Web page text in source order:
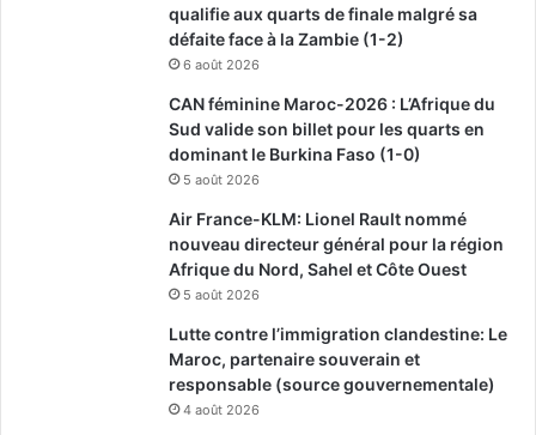
qualifie aux quarts de finale malgré sa
défaite face à la Zambie (1-2)
6 août 2026
CAN féminine Maroc-2026 : L’Afrique du
Sud valide son billet pour les quarts en
dominant le Burkina Faso (1-0)
5 août 2026
Air France-KLM: Lionel Rault nommé
nouveau directeur général pour la région
Afrique du Nord, Sahel et Côte Ouest
5 août 2026
Lutte contre l’immigration clandestine: Le
Maroc, partenaire souverain et
responsable (source gouvernementale)
4 août 2026